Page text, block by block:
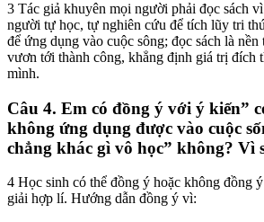
3 Tác giả khuyên mọi người phải đọc sách
người tự học, tự nghiên cứu để tích lũy tri
để ứng dụng vào cuộc sông; đọc sách là nền
vươn tới thành công, khẳng định giá trị đích
mình.
Câu 4. Em có đồng ý với ý kiến”
không ứng dụng được vào cuộc
chẳng khác gì vô học” không? Vì
4 Học sinh có thể đồng ý hoặc không đồng
giải hợp lí. Hướng dẫn đồng ý vì: